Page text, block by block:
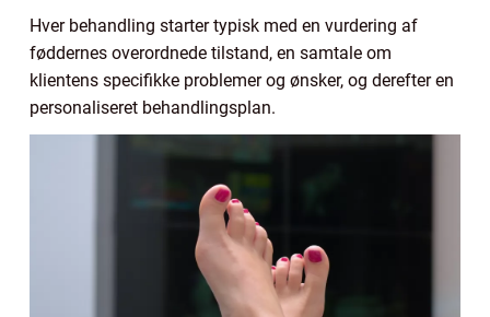
Hver behandling starter typisk med en vurdering af
føddernes overordnede tilstand, en samtale om
klientens specifikke problemer og ønsker, og derefter en
personaliseret behandlingsplan.